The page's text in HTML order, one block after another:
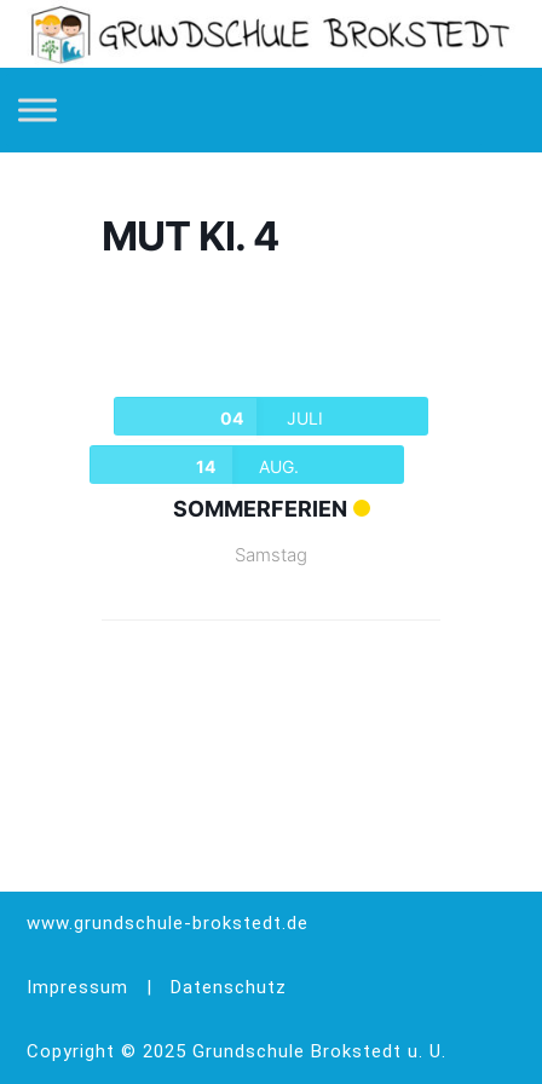
MUT Kl. 4
04 JULI
14 AUG.
SOMMERFERIEN
Samstag
www.grundschule-brokstedt.de
Impressum |Datenschutz
Copyright © 2025 Grundschule Brokstedt u. U.